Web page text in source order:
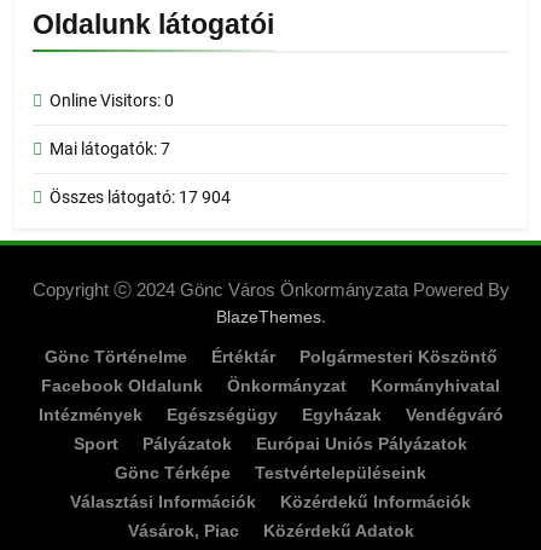
Oldalunk látogatói
Online Visitors:0
Mai látogatók:7
Összes látogató: 17 904
Copyright ⓒ 2024 Gönc Város Önkormányzata Powered By
BlazeThemes.
Gönc Történelme Értéktár
Polgármesteri Köszöntő
Facebook Oldalunk
Önkormányzat
Kormányhivatal
Intézmények
Egészségügy Egyházak
Vendégváró
Sport
Pályázatok
Európai Uniós Pályázatok
Gönc Térképe
Testvértelepüléseink
Választási Információk
Közérdekű Információk
Vásárok, Piac
Közérdekű Adatok